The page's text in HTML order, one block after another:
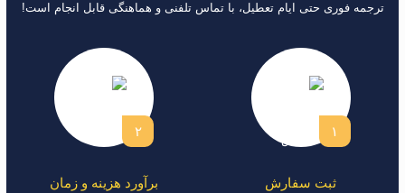
ترجمه فوری حتی ایام تعطیل، با تماس تلفنی و هماهنگی قابل انجام است!
۱
ثبت سفارش
۲
برآورد هزینه و زمان